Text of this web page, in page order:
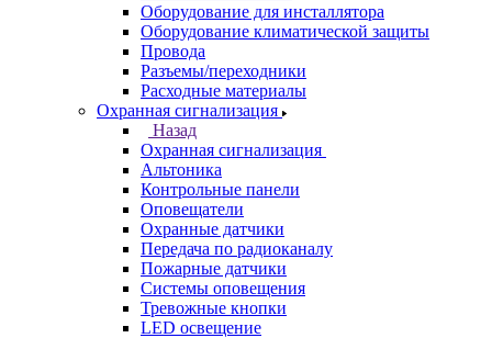
Оборудование для инсталлятора
Оборудование климатической защиты
Провода
Разъемы/переходники
Расходные материалы
Охранная сигнализация
Назад
Охранная сигнализация
Альтоника
Контрольные панели
Оповещатели
Охранные датчики
Передача по радиоканалу
Пожарные датчики
Системы оповещения
Тревожные кнопки
LED освещение